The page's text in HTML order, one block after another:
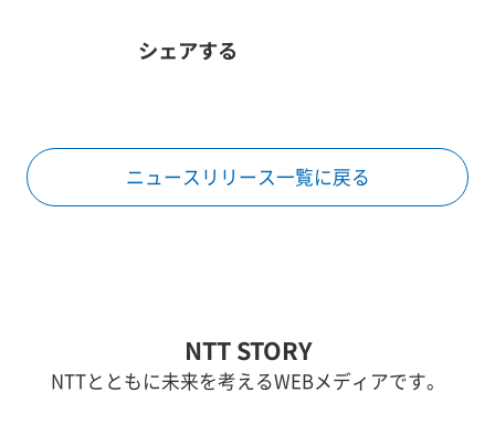
シェアする
ニュースリリース一覧に戻る
NTT STORY
NTTとともに未来を考えるWEBメディアです。